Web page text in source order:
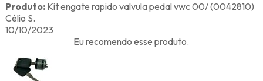
Produto:Kit engate rapido valvula pedal vwc 00/ (0042810)
Célio S.
10/10/2023
Eu recomendo esse produto.